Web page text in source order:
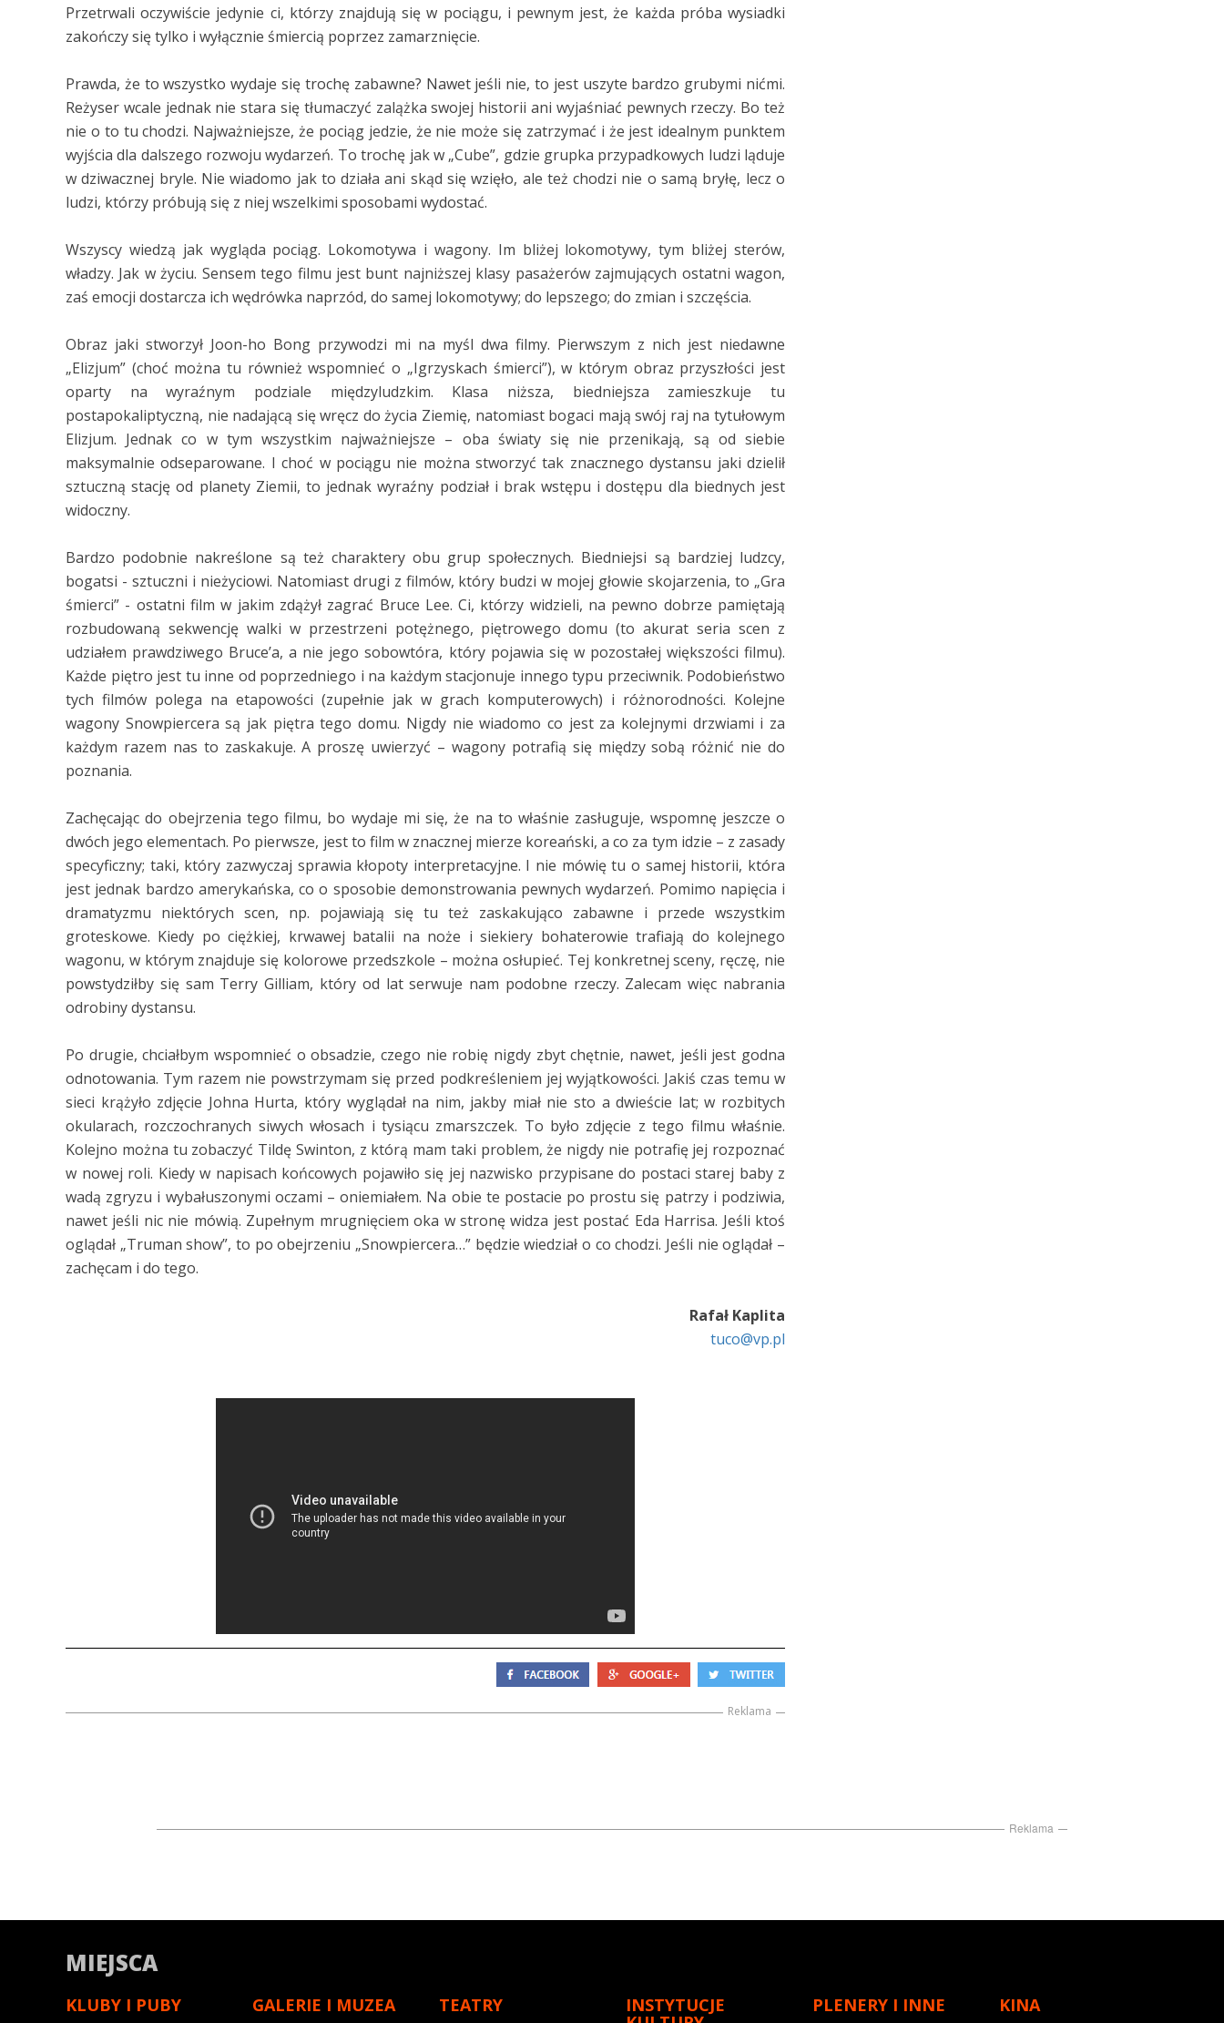
Przetrwali oczywiście jedynie ci, którzy znajdują się w pociągu, i pewnym jest, że każda próba wysiadki
zakończy się tylko i wyłącznie śmiercią poprzez zamarznięcie.
Prawda, że to wszystko wydaje się trochę zabawne? Nawet jeśli nie, to jest uszyte bardzo grubymi nićmi.
Reżyser wcale jednak nie stara się tłumaczyć zalążka swojej historii ani wyjaśniać pewnych rzeczy. Bo też
nie o to tu chodzi. Najważniejsze, że pociąg jedzie, że nie może się zatrzymać i że jest idealnym punktem
wyjścia dla dalszego rozwoju wydarzeń. To trochę jak w „Cube”, gdzie grupka przypadkowych ludzi ląduje
w dziwacznej bryle. Nie wiadomo jak to działa ani skąd się wzięło, ale też chodzi nie o samą bryłę, lecz o
ludzi, którzy próbują się z niej wszelkimi sposobami wydostać.
Wszyscy wiedzą jak wygląda pociąg. Lokomotywa i wagony. Im bliżej lokomotywy, tym bliżej sterów,
władzy. Jak w życiu. Sensem tego filmu jest bunt najniższej klasy pasażerów zajmujących ostatni wagon,
zaś emocji dostarcza ich wędrówka naprzód, do samej lokomotywy; do lepszego; do zmian i szczęścia.
Obraz jaki stworzył Joon-ho Bong przywodzi mi na myśl dwa filmy. Pierwszym z nich jest niedawne
„Elizjum” (choć można tu również wspomnieć o „Igrzyskach śmierci”), w którym obraz przyszłości jest
oparty na wyraźnym podziale międzyludzkim. Klasa niższa, biedniejsza zamieszkuje tu
postapokaliptyczną, nie nadającą się wręcz do życia Ziemię, natomiast bogaci mają swój raj na tytułowym
Elizjum. Jednak co w tym wszystkim najważniejsze – oba światy się nie przenikają, są od siebie
maksymalnie odseparowane. I choć w pociągu nie można stworzyć tak znacznego dystansu jaki dzielił
sztuczną stację od planety Ziemii, to jednak wyraźny podział i brak wstępu i dostępu dla biednych jest
widoczny.
Bardzo podobnie nakreślone są też charaktery obu grup społecznych. Biedniejsi są bardziej ludzcy,
bogatsi - sztuczni i nieżyciowi. Natomiast drugi z filmów, który budzi w mojej głowie skojarzenia, to „Gra
śmierci” - ostatni film w jakim zdążył zagrać Bruce Lee. Ci, którzy widzieli, na pewno dobrze pamiętają
rozbudowaną sekwencję walki w przestrzeni potężnego, piętrowego domu (to akurat seria scen z
udziałem prawdziwego Bruce’a, a nie jego sobowtóra, który pojawia się w pozostałej większości filmu).
Każde piętro jest tu inne od poprzedniego i na każdym stacjonuje innego typu przeciwnik. Podobieństwo
tych filmów polega na etapowości (zupełnie jak w grach komputerowych) i różnorodności. Kolejne
wagony Snowpiercera są jak piętra tego domu. Nigdy nie wiadomo co jest za kolejnymi drzwiami i za
każdym razem nas to zaskakuje. A proszę uwierzyć – wagony potrafią się między sobą różnić nie do
poznania.
Zachęcając do obejrzenia tego filmu, bo wydaje mi się, że na to właśnie zasługuje, wspomnę jeszcze o
dwóch jego elementach. Po pierwsze, jest to film w znacznej mierze koreański, a co za tym idzie – z zasady
specyficzny; taki, który zazwyczaj sprawia kłopoty interpretacyjne. I nie mówię tu o samej historii, która
jest jednak bardzo amerykańska, co o sposobie demonstrowania pewnych wydarzeń. Pomimo napięcia i
dramatyzmu niektórych scen, np. pojawiają się tu też zaskakująco zabawne i przede wszystkim
groteskowe. Kiedy po ciężkiej, krwawej batalii na noże i siekiery bohaterowie trafiają do kolejnego
wagonu, w którym znajduje się kolorowe przedszkole – można osłupieć. Tej konkretnej sceny, ręczę, nie
powstydziłby się sam Terry Gilliam, który od lat serwuje nam podobne rzeczy. Zalecam więc nabrania
odrobiny dystansu.
Po drugie, chciałbym wspomnieć o obsadzie, czego nie robię nigdy zbyt chętnie, nawet, jeśli jest godna
odnotowania. Tym razem nie powstrzymam się przed podkreśleniem jej wyjątkowości. Jakiś czas temu w
sieci krążyło zdjęcie Johna Hurta, który wyglądał na nim, jakby miał nie sto a dwieście lat; w rozbitych
okularach, rozczochranych siwych włosach i tysiącu zmarszczek. To było zdjęcie z tego filmu właśnie.
Kolejno można tu zobaczyć Tildę Swinton, z którą mam taki problem, że nigdy nie potrafię jej rozpoznać
w nowej roli. Kiedy w napisach końcowych pojawiło się jej nazwisko przypisane do postaci starej baby z
wadą zgryzu i wybałuszonymi oczami – oniemiałem. Na obie te postacie po prostu się patrzy i podziwia,
nawet jeśli nic nie mówią. Zupełnym mrugnięciem oka w stronę widza jest postać Eda Harrisa. Jeśli ktoś
oglądał „Truman show”, to po obejrzeniu „Snowpiercera…” będzie wiedział o co chodzi. Jeśli nie oglądał –
zachęcam i do tego.
Rafał Kaplita
tuco@vp.pl
Reklama
Reklama
MIEJSCA
KLUBY I PUBY GALERIE I MUZEA TEATRY INSTYTUCJE PLENERY I INNE KINA